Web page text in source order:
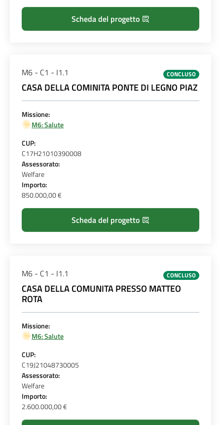
Scheda del progetto
M6 - C1 - I1.1 CONCLUSO
CASA DELLA COMINITA PONTE DI LEGNO PIAZ
Missione:
M6: Salute
CUP:
C17H21010390008
Assessorato:
Welfare
Importo:
850.000,00 €
Scheda del progetto
M6 - C1 - I1.1 CONCLUSO
CASA DELLA COMUNITA PRESSO MATTEO
ROTA
Missione:
M6: Salute
CUP:
C19J21048730005
Assessorato:
Welfare
Importo:
2.600.000,00 €